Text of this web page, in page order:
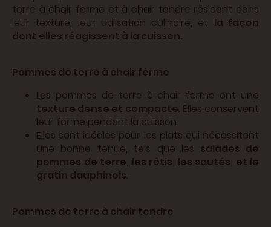
terre à chair ferme et à chair tendre résident dans
leur texture, leur utilisation culinaire, et la façon
dont elles réagissent à la cuisson.
Pommes de terre à chair ferme
Les pommes de terre à chair ferme ont une
texture dense et compacte. Elles conservent
leur forme pendant la cuisson.
Elles sont idéales pour les plats qui nécessitent
une bonne tenue, tels que les salades de
pommes de terre, les rôtis, les sautés, et le
gratin dauphinois.
Pommes de terre à chair tendre